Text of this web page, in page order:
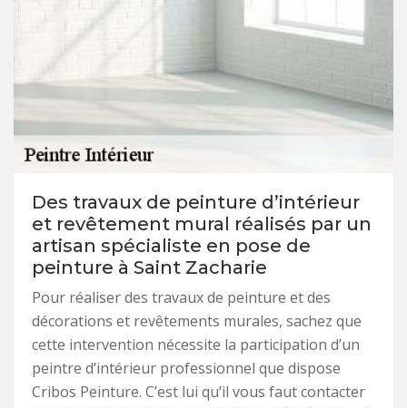
Des travaux de peinture d’intérieur
et revêtement mural réalisés par un
artisan spécialiste en pose de
peinture à Saint Zacharie
Pour réaliser des travaux de peinture et des
décorations et revêtements murales, sachez que
cette intervention nécessite la participation d’un
peintre d’intérieur professionnel que dispose
Cribos Peinture. C’est lui qu’il vous faut contacter